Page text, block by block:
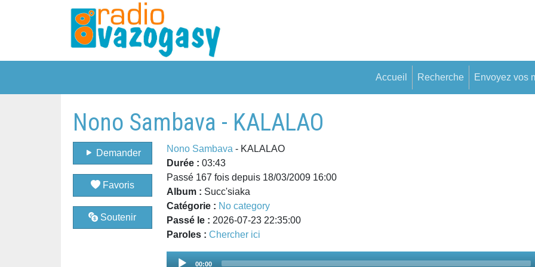
Accueil Recherche Envoyez vos
Nono Sambava - KALALAO
Demander
Favoris
Soutenir
Nono Sambava - KALALAO
Durée : 03:43
Passé 167 fois depuis 18/03/2009 16:00
Album : Succ'siaka
Catégorie : No category
Passé le : 2026-07-23 22:35:00
Paroles : Chercher ici
Audio
00:00